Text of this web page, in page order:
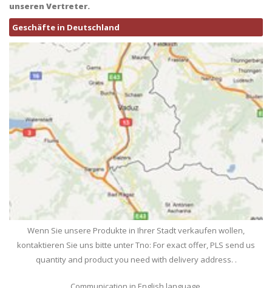
unseren Vertreter.
Geschäfte in Deutschland
Wenn Sie unsere Produkte in Ihrer Stadt verkaufen wollen,
kontaktieren Sie uns bitte unter Tno: For exact offer, PLS send us
quantity and product you need with delivery address. .